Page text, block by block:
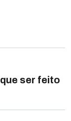
ser feito